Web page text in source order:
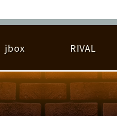
遊び方ガイド
ーティスト紹介
jbox RIVAL
プレーヤー検索
会参加情報 大会とは？
SCORE RANKING